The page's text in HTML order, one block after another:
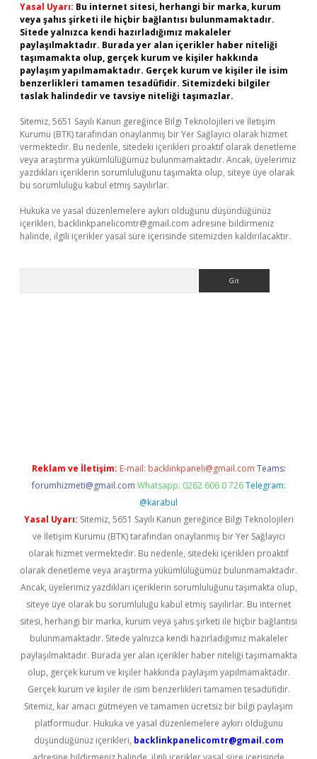
Yasal Uyarı: Bu internet sitesi, herhangi bir marka, kurum
veya şahıs şirketi ile hiçbir bağlantısı bulunmamaktadır.
Sitede yalnızca kendi hazırladığımız makaleler
paylaşılmaktadır. Burada yer alan içerikler haber niteliği
taşımamakta olup, gerçek kurum ve kişiler hakkında
paylaşım yapılmamaktadır. Gerçek kurum ve kişiler ile isim
benzerlikleri tamamen tesadüfidir. Sitemizdeki bilgiler
taslak halindedir ve tavsiye niteliği taşımazlar.
Sitemiz, 5651 Sayılı Kanun gereğince Bilgi Teknolojileri ve İletişim
Kurumu (BTK) tarafından onaylanmış bir Yer Sağlayıcı olarak hizmet
vermektedir. Bu nedenle, sitedeki içerikleri proaktif olarak denetleme
veya araştırma yükümlülüğümüz bulunmamaktadır. Ancak, üyelerimiz
yazdıkları içeriklerin sorumluluğunu taşımakta olup, siteye üye olarak
bu sorumluluğu kabul etmiş sayılırlar.
Hukuka ve yasal düzenlemelere aykırı olduğunu düşündüğünüz
içerikleri, backlinkpanelicomtr@gmail.com adresine bildirmeniz
halinde, ilgili içerikler yasal süre içerisinde sitemizden kaldırılacaktır.
Reklam ve İletişim: E-mail: backlinkpaneli@gmail.com Teams:
forumhizmeti@gmail.com Whatsapp: 0262 606 0 726 Telegram:
@karabul
Yasal Uyarı: Sitemiz, 5651 Sayılı Kanun gereğince Bilgi Teknolojileri
ve İletişim Kurumu (BTK) tarafından onaylanmış bir Yer Sağlayıcı
olarak hizmet vermektedir. Bu nedenle, sitedeki içerikleri proaktif
olarak denetleme veya araştırma yükümlülüğümüz bulunmamaktadır.
Ancak, üyelerimiz yazdıkları içeriklerin sorumluluğunu taşımakta olup,
siteye üye olarak bu sorumluluğu kabul etmiş sayılırlar. Bu internet
sitesi, herhangi bir marka, kurum veya şahıs şirketi ile hiçbir bağlantısı
bulunmamaktadır. Sitede yalnızca kendi hazırladığımız makaleler
paylaşılmaktadır. Burada yer alan içerikler haber niteliği taşımamakta
olup, gerçek kurum ve kişiler hakkında paylaşım yapılmamaktadır.
Gerçek kurum ve kişiler ile isim benzerlikleri tamamen tesadüfidir.
Sitemiz, kar amacı gütmeyen ve tamamen ücretsiz bir bilgi paylaşım
platformudur. Hukuka ve yasal düzenlemelere aykırı olduğunu
düşündüğünüz içerikleri, backlinkpanelicomtr@gmail.com